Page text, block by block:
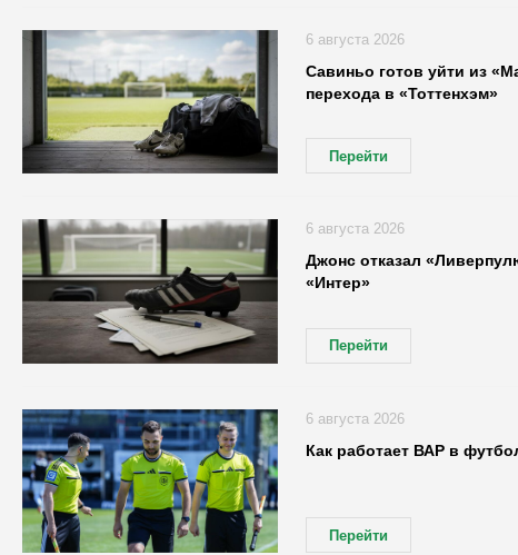
Савиньо готов уйти из
перехода в «Тоттенхэм»
Перейти
6 августа 2026
Джонс отказал
«Интер»
Перейти
6 августа 2026
Как работает ВАР в
Перейти
6 августа 2026